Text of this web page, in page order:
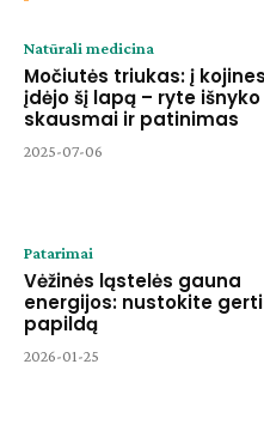
Natūrali medicina
Močiutės triukas: į kojines
įdėjo šį lapą – ryte išnyko
skausmai ir patinimas
2025-07-06
Patarimai
Vėžinės ląstelės gauna
energijos: nustokite
papildą
2026-01-25